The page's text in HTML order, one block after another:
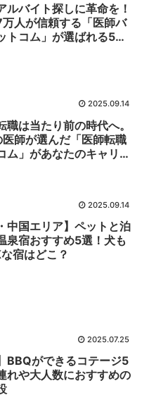
ルバイト探しに革命を！
人が信頼する「医師バ
トコム」が選ばれる5つ
2025.09.14
職は当たり前の時代へ。
師が選んだ「医師転職
ム」があなたのキャリア
2025.09.14
中国エリア】ペットと泊
泉宿おすすめ5選！犬も
宿はどこ？
2025.07.25
BBQができるコテージ5
れや大人数におすすめの